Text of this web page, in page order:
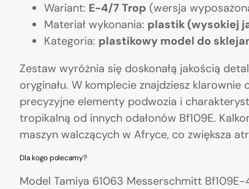
Wariant: E-4/7 Trop (wersja
Materiał wykonania: plastik (wysokiej
Kategoria: plastikowy model do
Zestaw wyróżnia się doskonałą jakością
oryginału. W komplecie znajdziesz
precyzyjne elementy podwozia i
tropikalną od innych odałonów Bf109E.
maszyn walczących w Afryce, co zwiększa
Dla kogo polecamy?
Model Tamiya 61063 Messerschmitt